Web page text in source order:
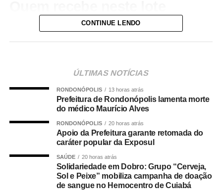
Do total de contemplados em maio:
pagamento feito pela Caixa Econômica Federal,
somando R$ 4,8 bilhões;
• 499.509 são servidores públicos, inscritos no Programa
de Formação do Patrimônio do Servidor Público (Pasep),
pagos pelo Banco do Brasil, com total de cerca de R$
Quem tem direito ao Abono
Salarial
CONTINUE LENDO
ÚLTIMAS NOTÍCIAS
RONDONÓPOLIS 13 horas atrás
Prefeitura de Rondonópolis lamenta morte
do médico Maurício Alves
RONDONÓPOLIS 20 horas atrás
Apoio da Prefeitura garante retomada do
caráter popular da Exposul
SAÚDE 20 horas atrás
Solidariedade em Dobro: Grupo “Cerveja,
Sol e Peixe” mobiliza campanha de doação
de sangue no Hemocentro de Cuiabá